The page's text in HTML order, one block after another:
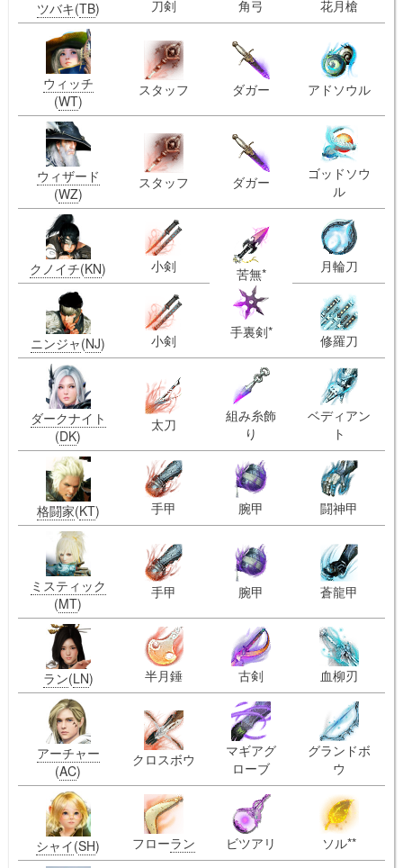
ツバキ(TB) 刀剣 角弓 花月槍
ウィッチ
(WT)
スタッフ ダガー アドソウル
ウィザード
(WZ)
スタッフ ダガー
ゴッドソウ
ル
クノイチ(KN) 小剣 苦無*
手裏剣*
月輪刀
ニンジャ(NJ) 小剣 修羅刀
ダークナイト
(DK)
太刀
組み糸飾
り
ベディアン
ト
格闘家(KT) 手甲 腕甲 闘神甲
ミスティック
(MT)
手甲 腕甲 蒼龍甲
ラン(LN) 半月錘 古剣 血柳刃
アーチャー
(AC)
クロスボウ
マギアグ
ローブ
グランドボ
ウ
シャイ(SH) フローラン ビツアリ ソル**